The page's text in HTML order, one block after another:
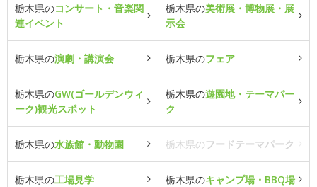
栃木県のコンサート・音楽関
連イベント
栃木県の美術展・博物展・展
示会
栃木県の演劇・講演会 栃木県のフェア
栃木県のGW(ゴールデンウィ
ーク)観光スポット
栃木県の遊園地・テーマパー
ク
栃木県の水族館・動物園 栃木県のフードテーマパーク
栃木県の工場見学 栃木県のキャンプ場・BBQ場